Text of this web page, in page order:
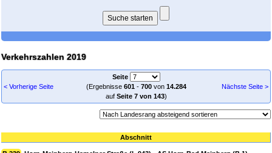
Verkehrszahlen 2019
< Vorherige Seite
Seite
(Ergebnisse 601- 700von 14.284
auf Seite 7 von 143)
Nächste Seite >
Abschnitt